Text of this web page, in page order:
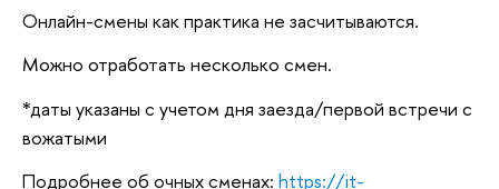
Онлайн-смены как практика не засчитываются.
Можно отработать несколько смен.
*даты указаны с учетом дня заезда/первой встречи с
вожатыми
Подробнее об очных сменах: https://it-